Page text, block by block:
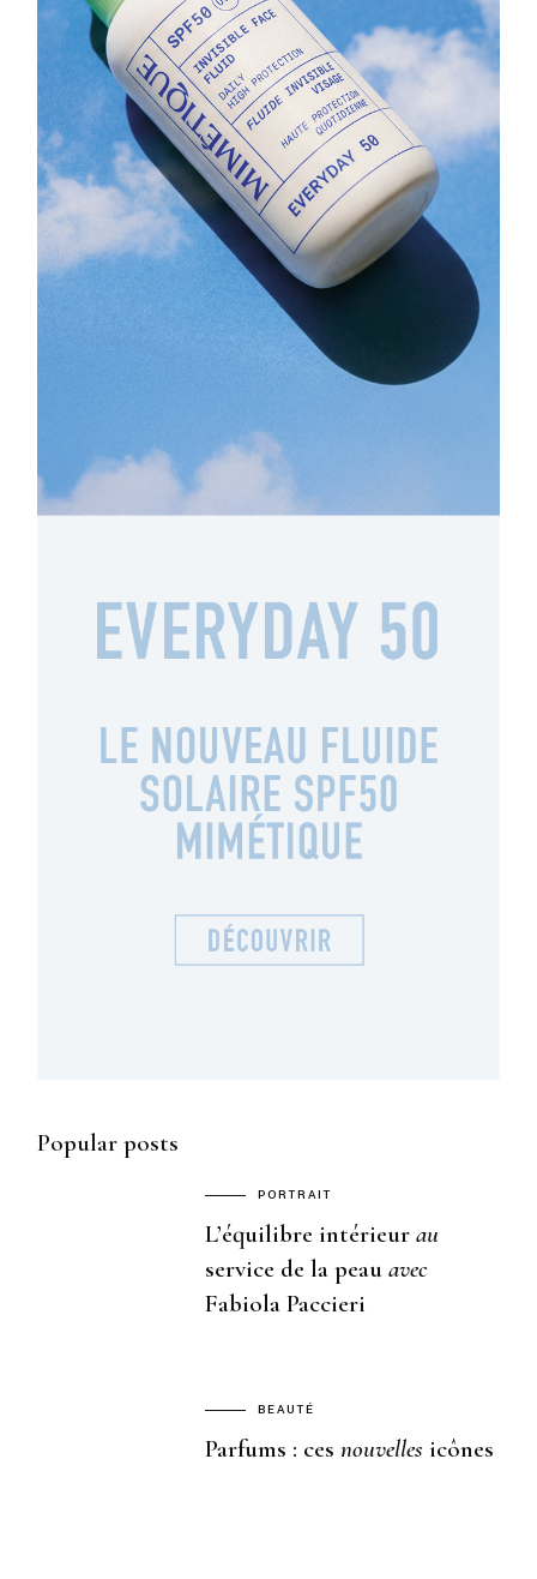
Popular posts
PORTRAIT
L’équilibre intérieurau
service de la peauavec
Fabiola Paccieri
BEAUTÉ
Parfums : cesnouvelles icônes